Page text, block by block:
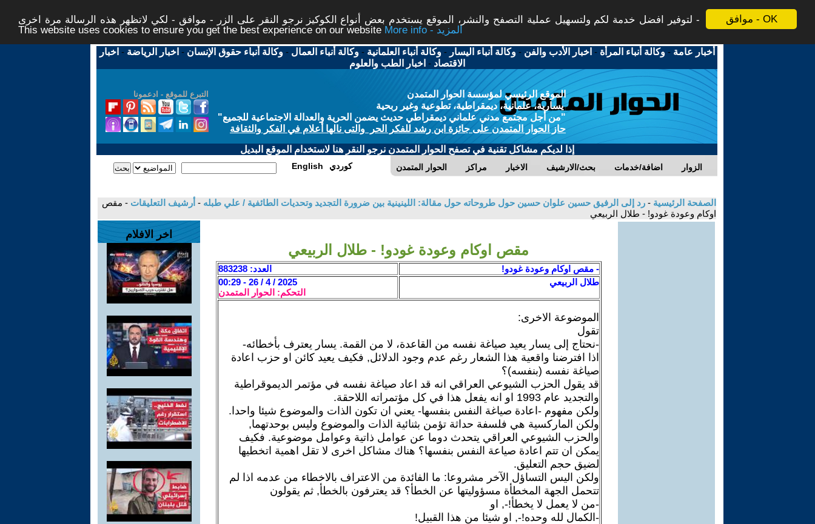
موافق - OK
لتوفير افضل خدمة لكم ولتسهيل عملية التصفح والنشر، الموقع يستخدم بعض أنواع الكوكيز نرجو النقر على الزر - موافق - لكي لاتظهر هذه الرسالة مرة اخرى -
This website uses cookies to ensure you get the best experience on our website
More info - المزيد
أخبار عامة -وكالة أنباء المرأة - اخبار الأدب والفن -وكالة أنباء اليسار -وكالة أنباء العلمانية -وكالة أنباء العمال -وكالة أنباء حقوق الإنسان - اخبار الرياضة - اخبار
الاقتصاد - اخبار الطب والعلوم
التبرع للموقع - ادعمونا
الموقع الرئيسي لمؤسسة الحوار المتمدن
يسارية، علمانية، ديمقراطية، تطوعية وغير ربحية
"من أجل مجتمع مدني علماني ديمقراطي حديث يضمن الحرية والعدالة الاجتماعية للجميع"
حاز الحوار المتمدن على جائزة ابن رشد للفكر الحر والتى نالها أعلام في الفكر والثقافة
إذا لديكم مشاكل تقنية في تصفح الحوار المتمدن نرجو النقر هنا لاستخدام الموقع البديل
الحوار المتمدن مراكز الاخبار بحث/الارشيف اضافة/خدمات الزوار English كوردي
الصفحة الرئيسية - رد إلى الرفيق حسين علوان حسين حول طروحاته حول مقالة: اللينينية بين ضرورة التجديد وتحديات الطائفية / علي طبله - أرشيف التعليقات - مقص
اوكام وعودة غودو! - طلال الربيعي
مقص اوكام وعودة غودو! - طلال الربيعي
- مقص اوكام وعودة غودو!
العدد: 883238
طلال الربيعي
2025 / 4 / 26 - 00:29
التحكم: الحوار المتمدن
الموضوعة الاخرى:
تقول
-نحتاج إلى يسار يعيد صياغة نفسه من القاعدة، لا من القمة. يسار يعترف بأخطائه-
اذا افترضنا واقعية هذا الشعار رغم عدم وجود الدلائل, فكيف يعيد كائن او حزب اعادة
صياغة نفسه (بنفسه)؟
قد يقول الحزب الشيوعي العراقي انه قد اعاد صياغة نفسه في مؤتمر الديموقراطية
والتجديد عام 1993 او انه يفعل هذا في كل مؤتمراته اللاحقة.
ولكن مفهوم -اعادة صياغة النفس بنفسها- يعني ان تكون الذات والموضوع شيئا واحدا.
ولكن الماركسية هي فلسفة حداثة تؤمن بثنائية الذات والموضوع وليس بوحدتهما,
والحزب الشيوعي العراقي يتحدث دوما عن عوامل ذاتية وعوامل موضوعية. فكيف
يمكن ان تتم اعادة صياعة النفس بنفسها؟ هناك مشاكل اخرى لا تقل اهمية اتخطيها
لضيق حجم التعليق.
ولكن اليس التساؤل الآخر مشروعا: ما الفائدة من الاعتراف بالاخطاء من عدمه اذا لم
تتحمل الجهة المخطأة مسؤوليتها عن الخطأ؟ قد يعترفون بالخطأ, ثم يقولون
-من لا يعمل لا يخطأ!-, او
-الكمال لله وحده!-, او شيئا من هذا القبيل!
اخر الافلام